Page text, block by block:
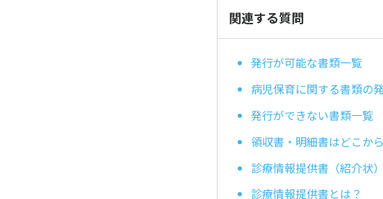
関連する質問
発行が可能な書類一覧
病児保育に関する書類の
発行ができない書類一覧
領収書・明細書はどこか
診療情報提供書（紹介状
診療情報提供書とは？